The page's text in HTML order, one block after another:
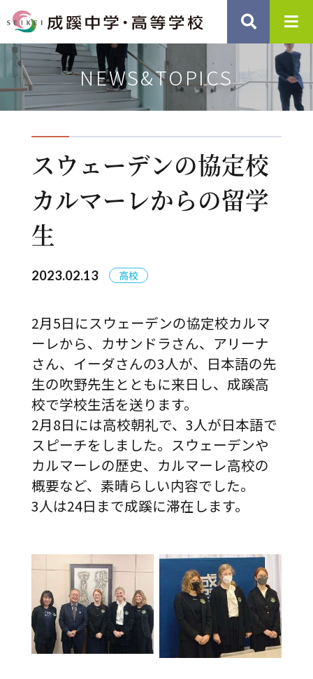
NEWS&TOPICS
スウェーデンの協定校
カルマーレからの留学
生
2023.02.13
2月5日にスウェーデンの協定校カルマ
ーレから、カサンドラさん、アリーナ
さん、イーダさんの3人が、日本語の先
生の吹野先生とともに来日し、成蹊高
校で学校生活を送ります。
2月8日には高校朝礼で、3人が日本語で
スピーチをしました。スウェーデンや
カルマーレの歴史、カルマーレ高校の
概要など、素晴らしい内容でした。
3人は24日まで成蹊に滞在します。